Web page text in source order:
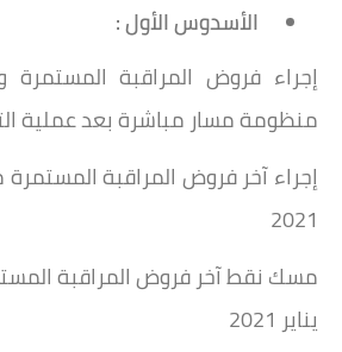
الأسدوس الأول :
إجراء فروض المراقبة
منظومة مسار مباشرة بعد عملية
2021
يناير 2021